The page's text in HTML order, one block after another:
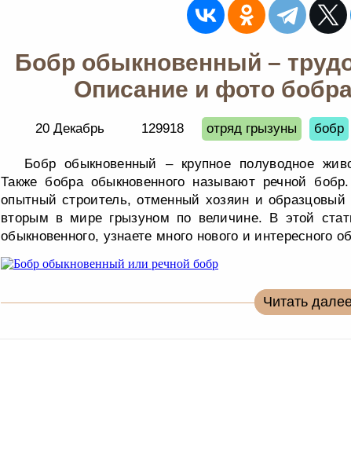
Бобр обыкновенный –
Описание и фото
20 Декабрь 129918 отряд грызуны бобр
Бобр обыкновенный – крупное полуводное
Также бобра обыкновенного называют речной
опытный строитель, отменный хозяин и
вторым в мире грызуном по величине. В этой
обыкновенного, узнаете много нового и интересного
Читать